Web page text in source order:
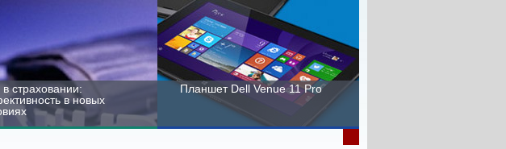
страховании:
в новых
Планшет Dell Venue 11 Pro